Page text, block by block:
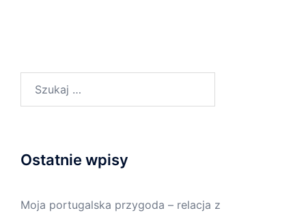
Ostatnie wpisy
Moja portugalska przygoda – relacja z